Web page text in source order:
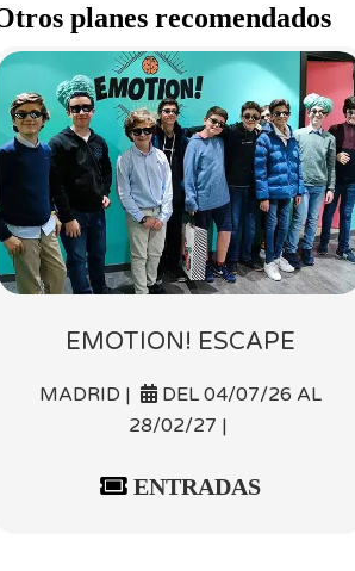
planes recomendados
EMOTION! ESCAPE
MADRID |
DEL 04/07/26 AL
28/02/27 |
ENTRADAS